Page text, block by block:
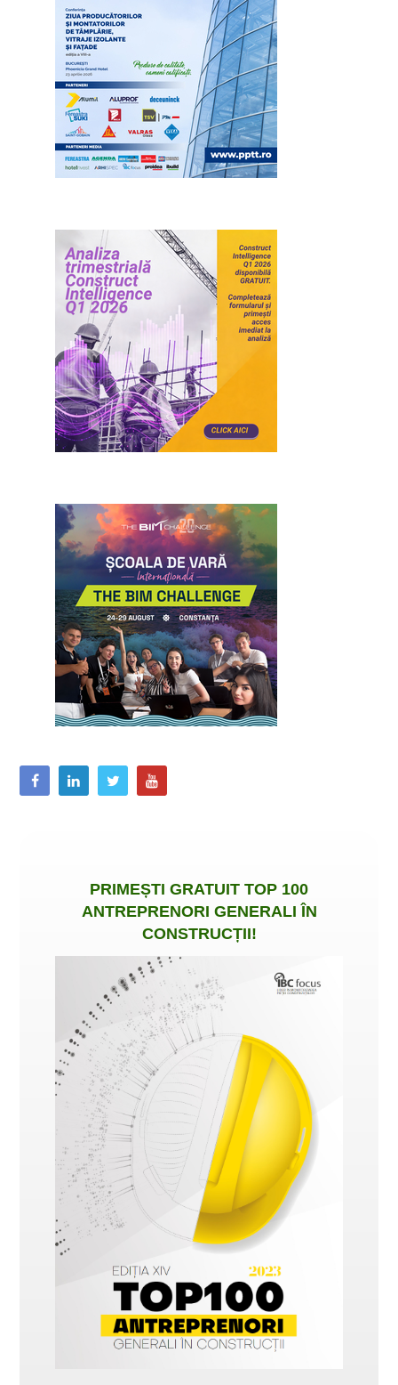
PRIMEȘTI GRATUIT TOP 100
ANTREPRENORI GENERALI ÎN
CONSTRUCȚII!